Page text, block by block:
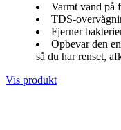
Varmt vand på
TDS-
Fjerner
Opbevar den
så du har renset,
Vis produkt